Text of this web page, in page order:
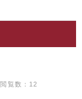
閲覧数：12